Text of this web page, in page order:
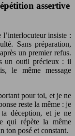
assertive
insiste :
Sans préparation,
un premier refus.
un outil précieux : il
le même message
pour toi, et je ne
reste la même : je
déception, et je ne
qui répète la même
ton posé et constant.